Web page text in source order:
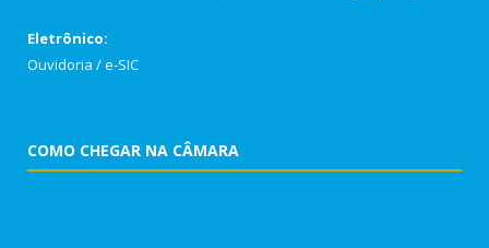
Eletrônico:
Ouvidoria /e-SIC
COMO CHEGAR NA CÂMARA